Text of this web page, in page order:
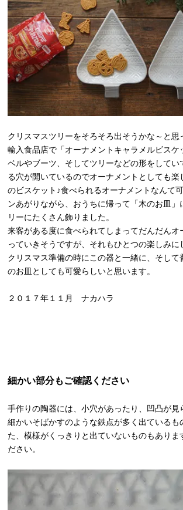
クリスマスツリーをそろそろ出そうかな～と思
輸入食品店で「オーナメントキャラメルビスケ
ベルやブーツ、そしてツリーなどの形をしてい
る穴が開いているのでオーナメントとしても楽
のビスケット♪食べられるオーナメントなんて
ンあがりながら、おうちに帰って「木のお皿」
リーにたくさん飾りました。
来客がある度に食べられてしまってだんだんオ
っていきそうですが、それもひとつの楽しみに
クリスマス準備の時にこの器と一緒に、そして
のお皿としても可愛らしいと思います。
２０１７年１１月 ナカハラ
細かい部分もご確認ください
手作りの陶器には、小穴があったり、凹凸が見
細かいそばかすのような鉄点が多く出ているも
た、模様がくっきりと出ていないものもありま
ださい。